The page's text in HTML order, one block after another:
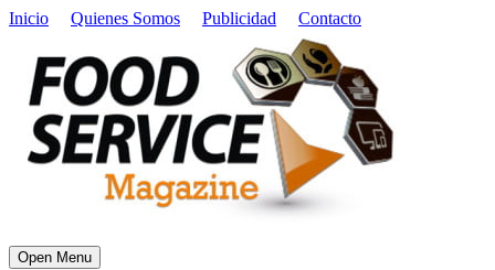
Inicio Quienes Somos Publicidad Contacto
Open Menu